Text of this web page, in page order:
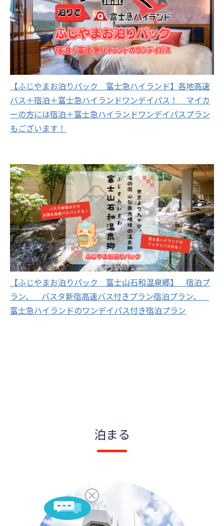
Scroll
【ふじやまお泊りパック 富士急ハイランド】各地高速
バス＋宿泊＋富士急ハイランドワンデイパス！ マイカ
ーの方には宿泊＋富士急ハイランドワンデイパスプラン
もございます！
【ふじやまお泊りパック 富士山石和温泉郷】 宿泊プ
ラン、 バスタ新宿高速バス付きプラン宿泊プラン、
富士急ハイランドのワンデイパス付き宿泊プラン
泊まる